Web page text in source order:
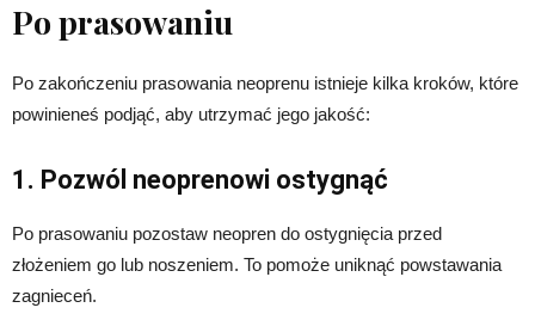
Po prasowaniu
Po zakończeniu prasowania neoprenu istnieje kilka kroków, które
powinieneś podjąć, aby utrzymać jego jakość:
1. Pozwól neoprenowi ostygnąć
Po prasowaniu pozostaw neopren do ostygnięcia przed
złożeniem go lub noszeniem. To pomoże uniknąć powstawania
zagnieceń.